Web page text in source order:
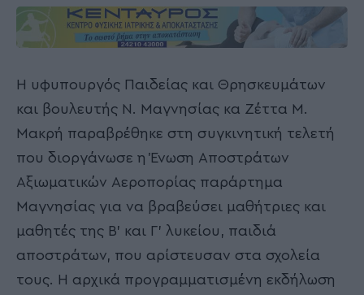
Η υφυπουργός Παιδείας και Θρησκευμάτων
και βουλευτής Ν. Μαγνησίας κα Ζέττα Μ.
Μακρή παραβρέθηκε στη συγκινητική τελετή
που διοργάνωσε η Ένωση Αποστράτων
Αξιωματικών Αεροπορίας παράρτημα
Μαγνησίας για να βραβεύσει μαθήτριες και
μαθητές της Β’ και Γ’ λυκείου, παιδιά
αποστράτων, που αρίστευσαν στα σχολεία
τους. Η αρχικά προγραμματισμένη εκδήλωση